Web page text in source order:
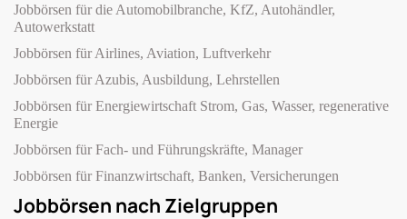
Jobbörsen für die Automobilbranche, KfZ, Autohändler,
Autowerkstatt
Jobbörsen für Airlines, Aviation, Luftverkehr
Jobbörsen für Azubis, Ausbildung, Lehrstellen
Jobbörsen für Energiewirtschaft Strom, Gas, Wasser, regenerative
Energie
Jobbörsen für Fach- und Führungskräfte, Manager
Jobbörsen für Finanzwirtschaft, Banken, Versicherungen
Jobbörsen nach Zielgruppen